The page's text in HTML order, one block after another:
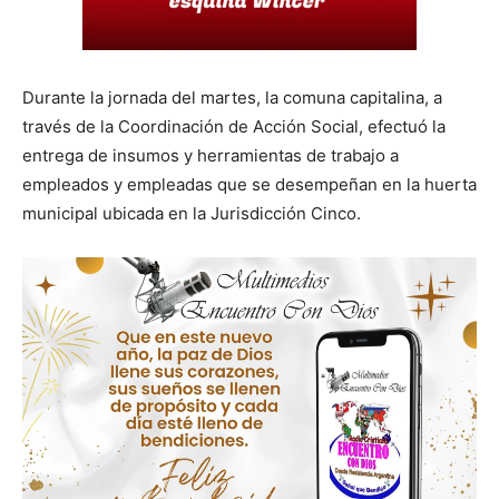
Durante la jornada del martes, la comuna capitalina, a
través de la Coordinación de Acción Social, efectuó la
entrega de insumos y herramientas de trabajo a
empleados y empleadas que se desempeñan en la huerta
municipal ubicada en la Jurisdicción Cinco.